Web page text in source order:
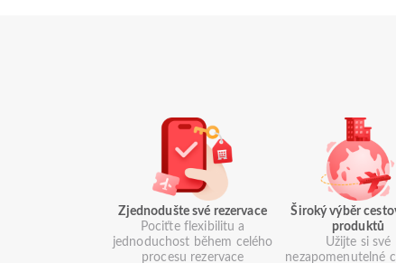
Zjednodušte své rezervace
Pociťte flexibilitu a
jednoduchost během celého
procesu rezervace
Široký výběr
produktů
Užijte si své
nezapomenutelné